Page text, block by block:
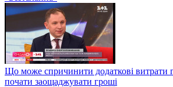
Що може спричинити додаткові витрати
почати заощаджувати гроші